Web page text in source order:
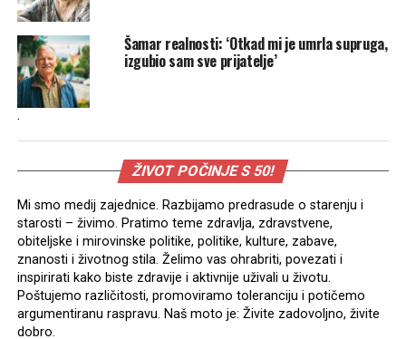
Šamar realnosti: ‘Otkad mi je umrla supruga,
izgubio sam sve prijatelje’
.
ŽIVOT POČINJE S 50!
Mi smo medij zajednice. Razbijamo predrasude o starenju i
starosti – živimo. Pratimo teme zdravlja, zdravstvene,
obiteljske i mirovinske politike, politike, kulture, zabave,
znanosti i životnog stila. Želimo vas ohrabriti, povezati i
inspirirati kako biste zdravije i aktivnije uživali u životu.
Poštujemo različitosti, promoviramo toleranciju i potičemo
argumentiranu raspravu. Naš moto je: Živite zadovoljno, živite
dobro.